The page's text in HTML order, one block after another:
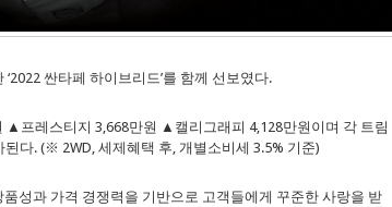
싼타페 하이브리드’를 함께 선보였다.
프레스티지 3,668만원 ▲캘리그래피 4,128만원이며 각 트림
다. (※ 2WD, 세제혜택 후, 개별소비세 3.5% 기준)
성과 가격 경쟁력을 기반으로 고객들에게 꾸준한 사랑을 받